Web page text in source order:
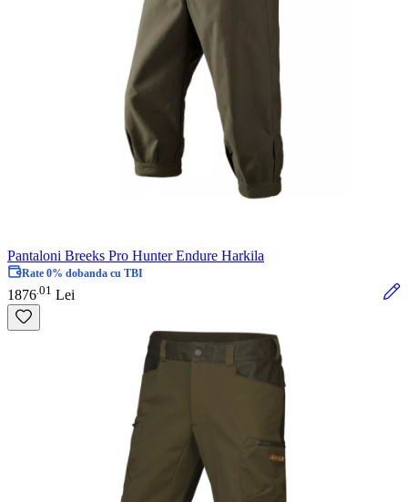
Pantaloni Breeks Pro Hunter Endure Harkila
Rate 0% dobanda cu TBI
1876 01 Lei